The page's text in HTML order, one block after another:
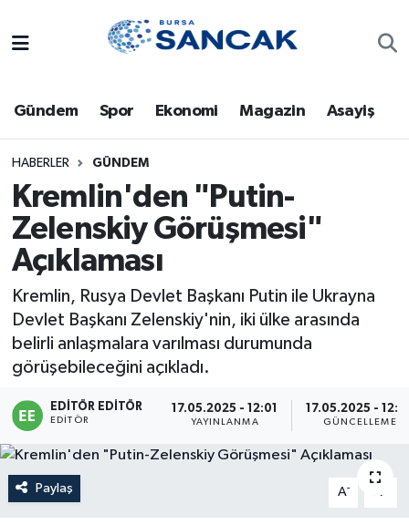
Gündem Spor Ekonomi Magazin Asayiş
HABERLER GÜNDEM
Kremlin'den "Putin-
Zelenskiy Görüşmesi"
Açıklaması
Kremlin, Rusya Devlet Başkanı Putin ile Ukrayna
Devlet Başkanı Zelenskiy'nin, iki ülke arasında
belirli anlaşmalara varılması durumunda
görüşebileceğini açıkladı.
EDITÖR EDITÖR
EDITÖR
17.05.2025 - 12:01
YAYINLANMA
17.05.2025 -
GÜNCELLEME
Paylaş A- A
Bursa
Dünya
Eğitim
Ekonomi
Genel
Gündem
Siyaset
Trafik Durumu
Süper Lig Puan Durumu ve Fikstür
Tüm Manşetler
Son Dakika Haberleri
Haber Arşivi